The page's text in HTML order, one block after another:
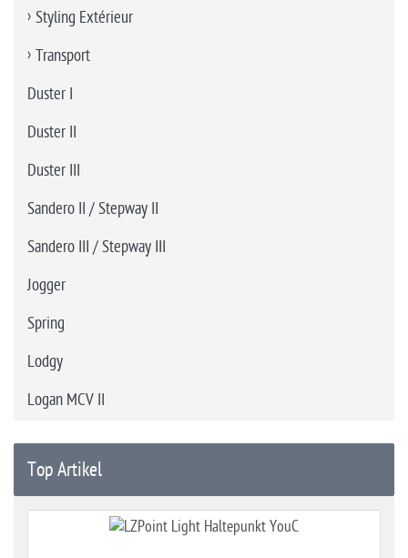
Styling Extérieur
Transport
Duster I
Duster II
Duster III
Sandero II / Stepway II
Sandero III / Stepway III
Jogger
Spring
Lodgy
Logan MCV II
Top Artikel